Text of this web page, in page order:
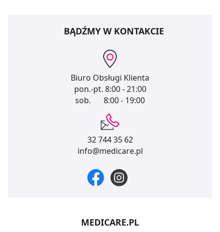
BĄDŹMY W KONTAKCIE
Biuro Obsługi Klienta
pon.-pt. 8:00 - 21:00
sob.
8:00 - 19:00
32 744 35 62
info@medicare.pl
MEDICARE.PL